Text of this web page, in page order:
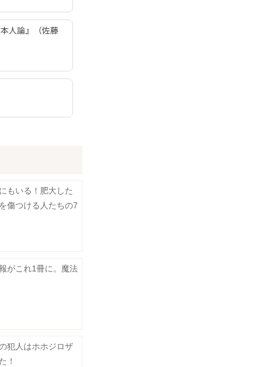
人論』（佐藤
もいる！肥大した
傷つける人たちの7
がこれ1冊に。魔法
犯人はホホジロザ
！